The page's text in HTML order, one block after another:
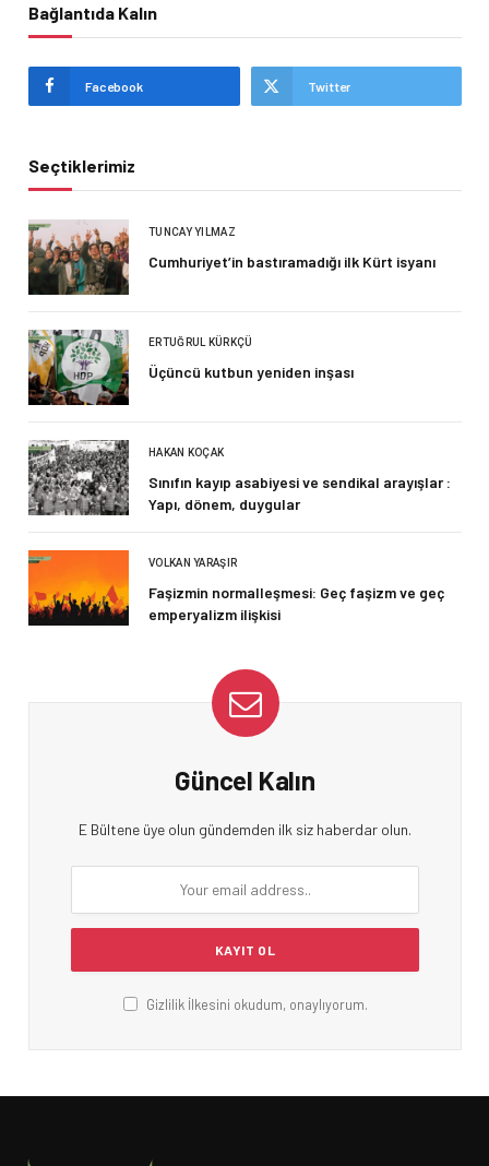
Bağlantıda Kalın
Facebook Twitter
Seçtiklerimiz
TUNCAY YILMAZ
Cumhuriyet’in bastıramadığı ilk Kürt isyanı
ERTUĞRUL KÜRKÇÜ
Üçüncü kutbun yeniden inşası
HAKAN KOÇAK
Sınıfın kayıp asabiyesi ve sendikal arayışlar :
Yapı, dönem, duygular
VOLKAN YARAŞIR
Faşizmin normalleşmesi: Geç faşizm ve geç
emperyalizm ilişkisi
Güncel Kalın
E Bültene üye olun gündemden ilk siz haberdar olun.
Gizlilik İlkesini okudum, onaylıyorum.